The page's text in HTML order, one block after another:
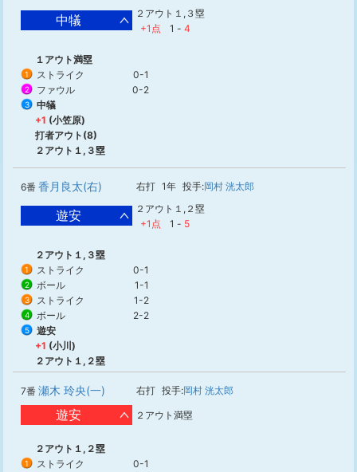
中犠
２アウト１,３塁
+1点
1 - 4
１アウト満塁
1 ストライク 0-1
2 ファウル 0-2
3
中犠
+1 (小笠原)
打者アウト(8)
２アウト１,３塁
6番 香月良太(右) 右打 1年 投手:岡村 洸太郎
遊安
２アウト１,２塁
+1点
1 - 5
２アウト１,３塁
1 ストライク 0-1
2 ボール 1-1
3 ストライク 1-2
4 ボール 2-2
5
遊安
+1 (小川)
２アウト１,２塁
7番 瀬木 玲央(一) 右打 投手:岡村 洸太郎
遊安 ２アウト満塁
２アウト１,２塁
1 ストライク 0-1